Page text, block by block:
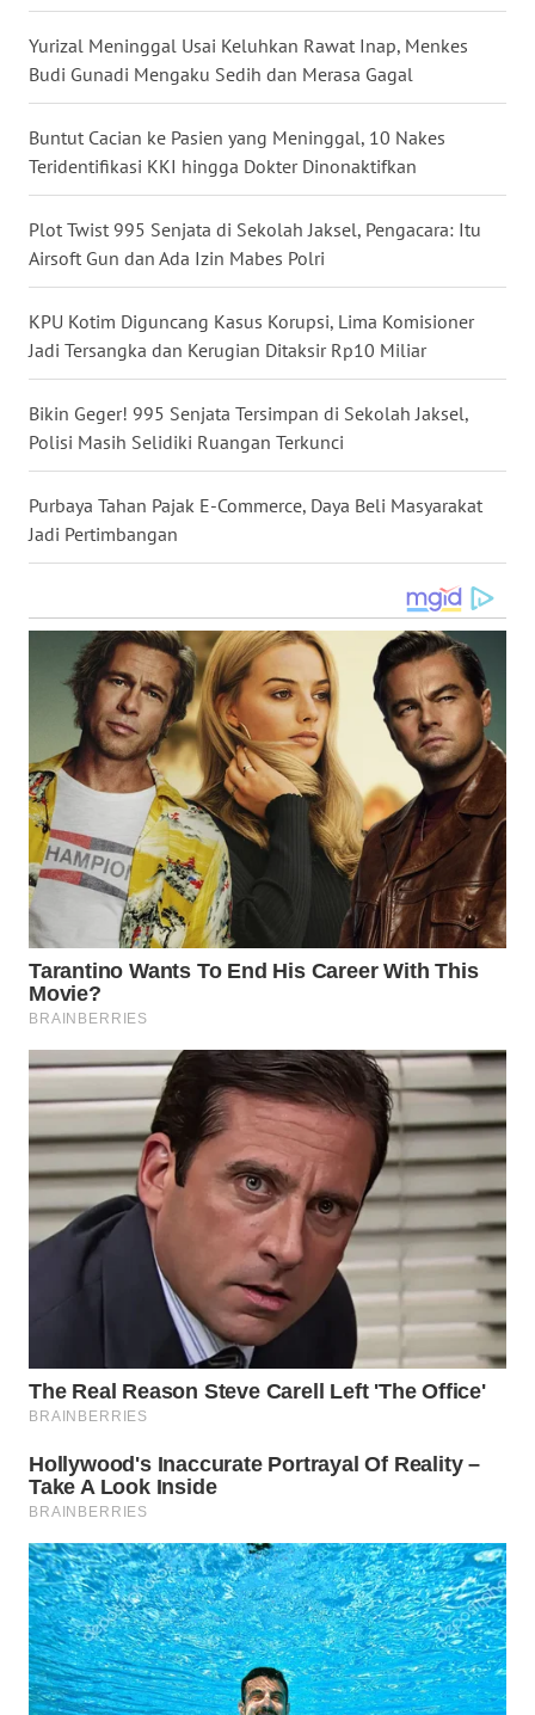
Yurizal Meninggal Usai Keluhkan Rawat Inap, Menkes
Budi Gunadi Mengaku Sedih dan Merasa Gagal
Buntut Cacian ke Pasien yang Meninggal, 10 Nakes
Teridentifikasi KKI hingga Dokter Dinonaktifkan
Plot Twist 995 Senjata di Sekolah Jaksel, Pengacara: Itu
Airsoft Gun dan Ada Izin Mabes Polri
KPU Kotim Diguncang Kasus Korupsi, Lima Komisioner
Jadi Tersangka dan Kerugian Ditaksir Rp10 Miliar
Bikin Geger! 995 Senjata Tersimpan di Sekolah Jaksel,
Polisi Masih Selidiki Ruangan Terkunci
Purbaya Tahan Pajak E-Commerce, Daya Beli Masyarakat
Jadi Pertimbangan
NUSANTARA
JOGJA
JATIM
WN
BALI
WN
KALBAR
WN
KALTENG
WN
WN
KALSEL
WN
KALTIM
WN
SULSEL
GORONTALO
WN
SULUT
MALUKU
WN
MALUT
DANAU
TOBA
WN
NIAS
WN
LANGKAT
WN
TAPANULI
SELATAN